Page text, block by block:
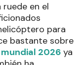
en el
para
bastante sobre
2026 ya